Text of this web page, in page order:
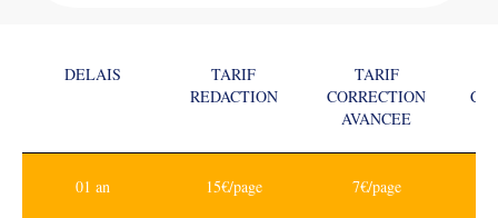
DELAIS
TARIF
REDACTION
TARIF
CORRECTION
AVANCEE
01 an 15€/page 7€/page